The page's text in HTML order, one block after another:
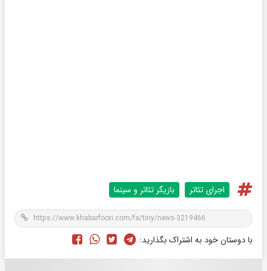
اجرای تئاتر بازیگر تئاتر و سینما
با دوستان خود به اشتراک بگذارید: